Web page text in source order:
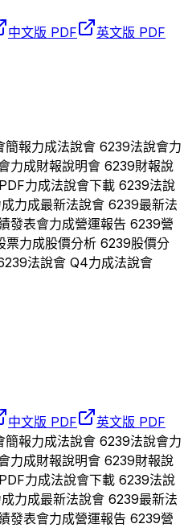
中文版 PDF
英文版 PDF
簡報力成法說會 6239法說會力
力成財報說明會 6239財報說
力成法說會下載 6239法說
力成最新法說會 6239最新法
發表會力成營運報告 6239營
票力成股價分析 6239股價分
法說會 Q4力成法說會
中文版 PDF
英文版 PDF
簡報力成法說會 6239法說會力
力成財報說明會 6239財報說
力成法說會下載 6239法說
力成最新法說會 6239最新法
發表會力成營運報告 6239營